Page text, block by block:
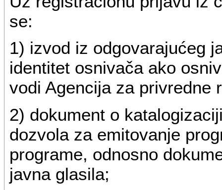
se:
1) izvod iz odgovarajućeg
identitet osnivača ako
vodi Agencija za privredne
2) dokument o
dozvola za emitovanje
programe, odnosno
javna glasila;